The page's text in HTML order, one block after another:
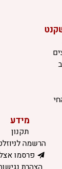
מידע
תקנון
הרשמה
פרסמו